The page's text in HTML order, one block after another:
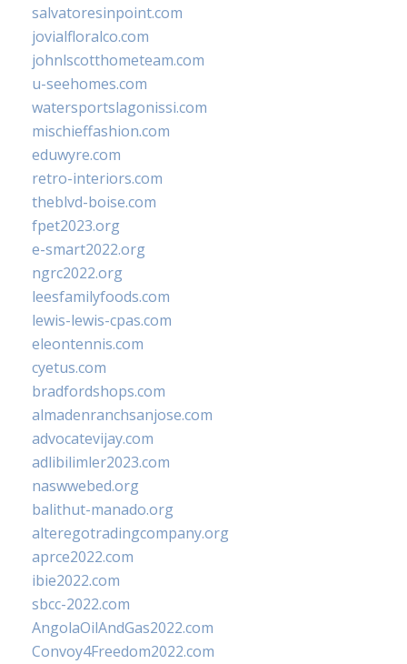
salvatoresinpoint.com
jovialfloralco.com
johnlscotthometeam.com
u-seehomes.com
watersportslagonissi.com
mischieffashion.com
eduwyre.com
retro-interiors.com
theblvd-boise.com
fpet2023.org
e-smart2022.org
ngrc2022.org
leesfamilyfoods.com
lewis-lewis-cpas.com
eleontennis.com
cyetus.com
bradfordshops.com
almadenranchsanjose.com
advocatevijay.com
adlibilimler2023.com
naswwebed.org
balithut-manado.org
alteregotradingcompany.org
aprce2022.com
ibie2022.com
sbcc-2022.com
AngolaOilAndGas2022.com
Convoy4Freedom2022.com